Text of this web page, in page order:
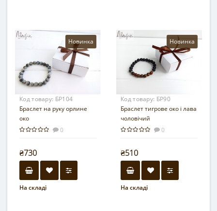
Новинка
Код товару: БР104
Браслет на руку орлине
око
0
₴730
На складі
Новинка
Код товару: БР90
Браслет тигрове око і лава
чоловічий
0
₴510
На складі